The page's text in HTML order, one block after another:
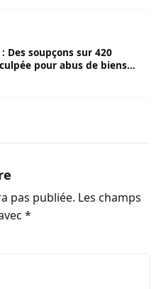
Des soupçons sur 420
pour abus de biens
pas publiée. Les champs
*